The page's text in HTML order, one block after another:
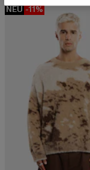
NEU -11%